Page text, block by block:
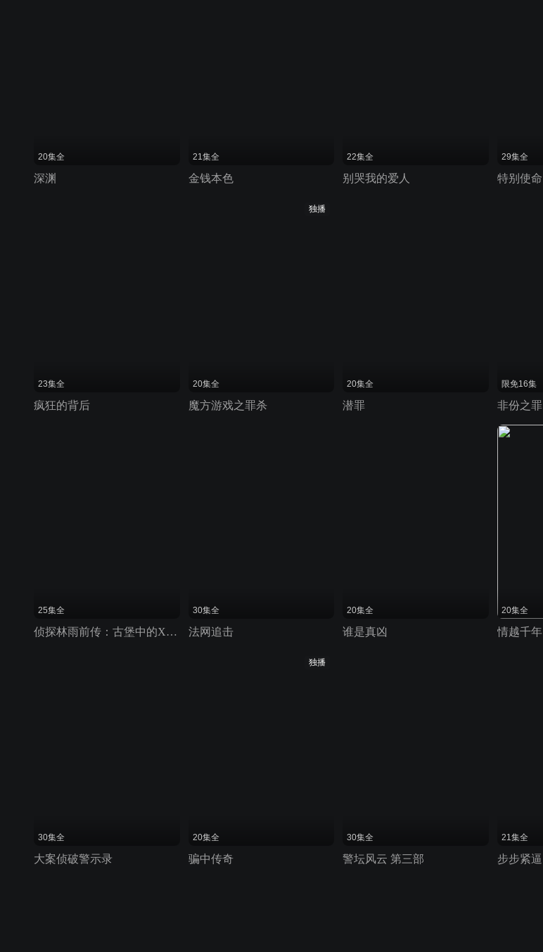
20集全
深渊
21集全
金钱本色
22集全
别哭我的爱人
29集全
特别使命
23集全
疯狂的背后
独播
20集全
魔方游戏之罪杀
20集全
潜罪
限免16集
非份之罪
25集全
侦探林雨前传：古堡中的X杀人事件
30集全
法网追击
20集全
谁是真凶
20集全
情越千年
30集全
大案侦破警示录
独播
20集全
骗中传奇
30集全
警坛风云 第三部
21集全
步步紧逼